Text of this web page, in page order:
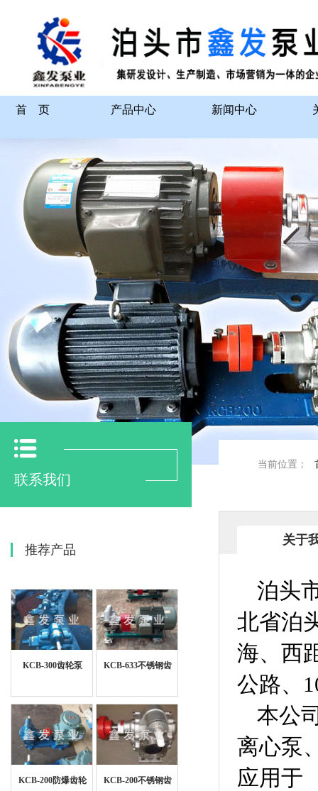
首 页 产品中心 新闻中心
联系我们
推荐产品
KCB-300齿轮泵
KCB-633不锈钢齿
KCB-200防爆齿轮
KCB-200不锈钢齿
当前位置：
关于
泊头
北省泊
海、西
公路、
本公
离心泵
应用于